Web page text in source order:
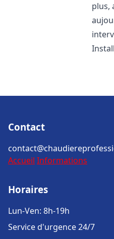
plus,
Contact
Accueil Informations
Horaires
Lun-Ven: 8h-19h
Service d'urgence 24/7